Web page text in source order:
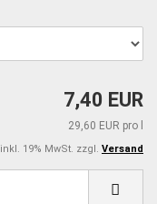
7,40 EUR
29,60 EUR pro l
inkl. 19% MwSt. zzgl. Versand